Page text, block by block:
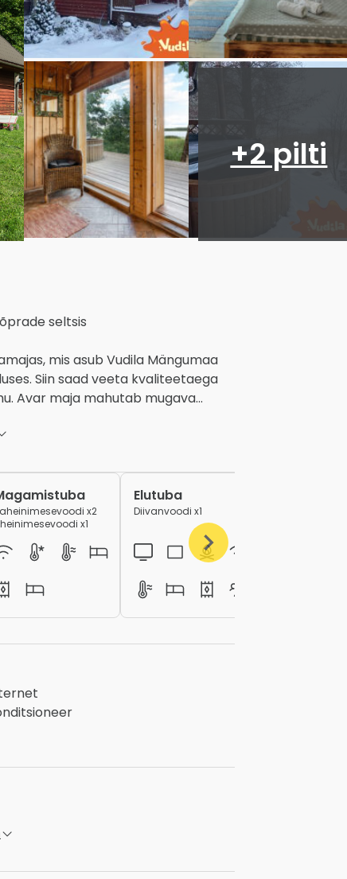
+2 pilti
seltsis
mis asub Vudila Mängumaa
Siin saad veeta kvaliteetaega
Avar maja mahutab mugava...
x2
x1
Elutuba
Diivanvoodi x1